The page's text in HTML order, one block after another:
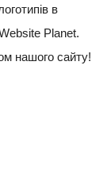
в
Planet.
нашого сайту!